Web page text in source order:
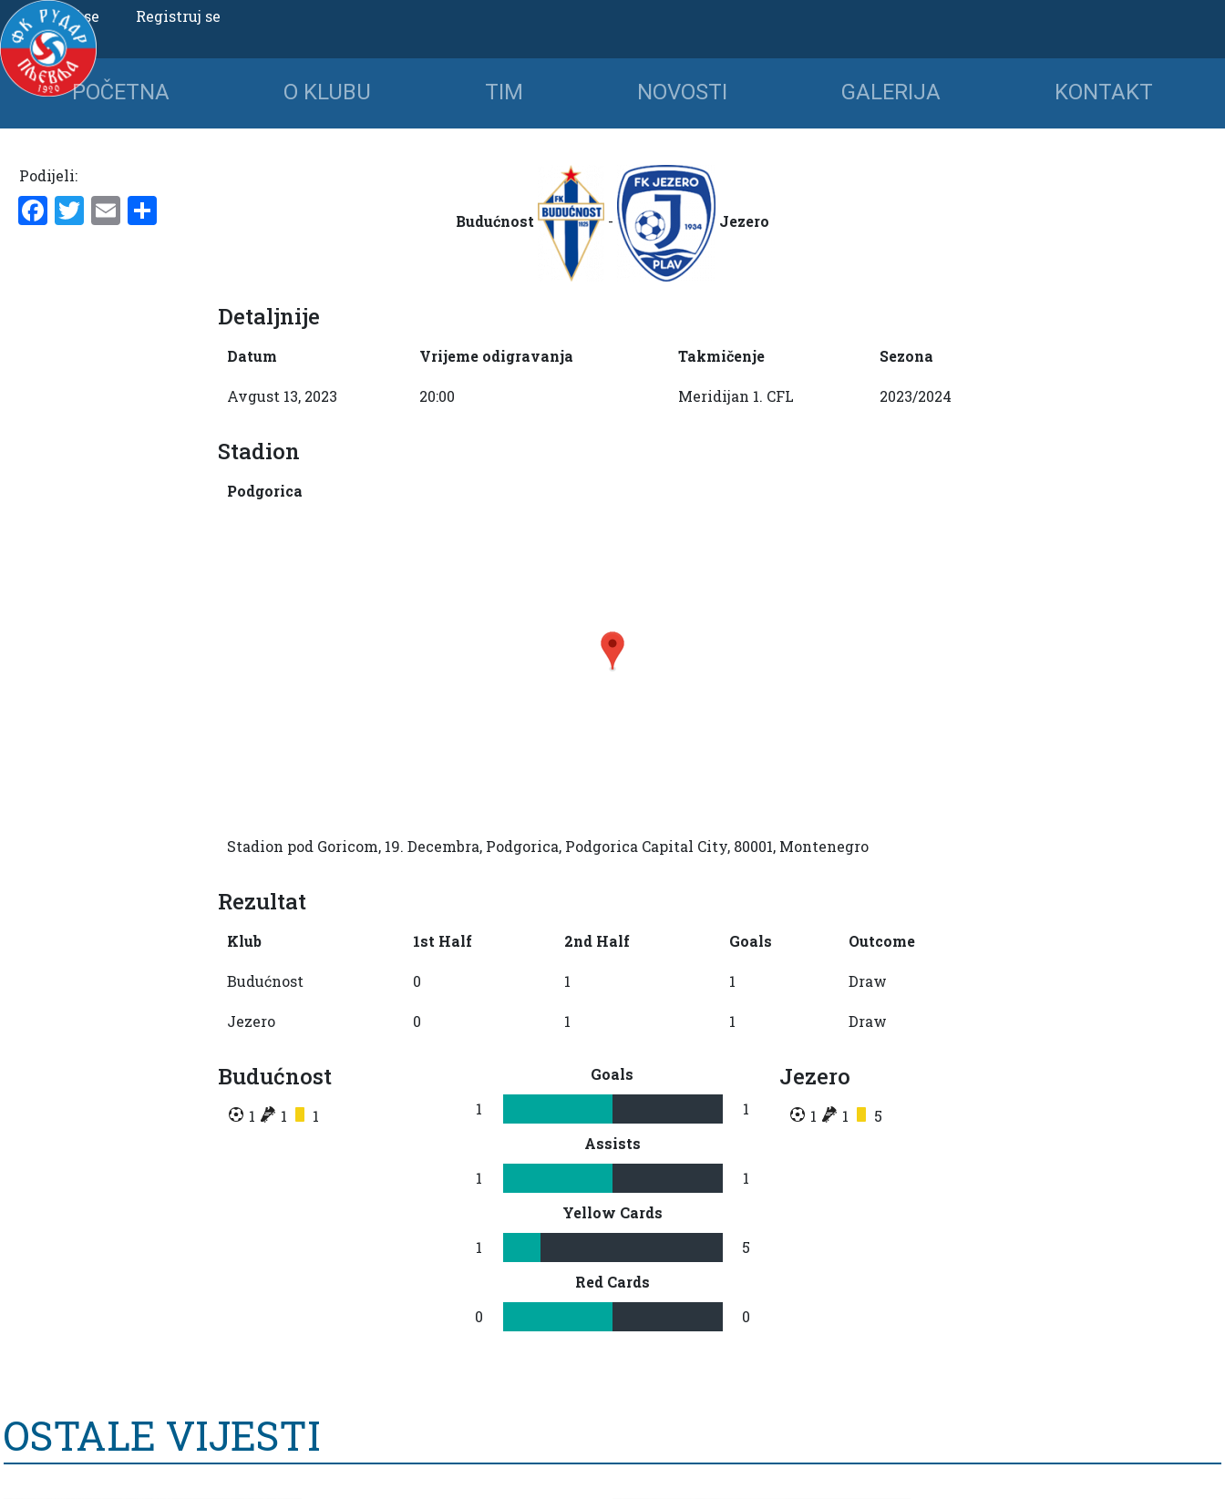
Uloguj se Registruj se
POČETNA O KLUBU TIM NOVOSTI GALERIJA KONTAKT
Podijeli:
Facebook
Twitter
Email Budućnost - Jezero
Detaljnije
Datum Vrijeme odigravanja Takmičenje Sezona
Avgust 13, 2023 20:00 Meridijan 1. CFL 2023/2024
Stadion
Podgorica
Stadion pod Goricom, 19. Decembra, Podgorica, Podgorica Capital City, 80001, Montenegro
Rezultat
Klub 1st Half 2nd Half Goals Outcome
Budućnost 0 1 1 Draw
Jezero 0 1 1 Draw
Budućnost
1 1 1
Jezero
1 1 5
Goals
1
1
Assists
1
1
Yellow Cards
1
5
Red Cards
0
0
OSTALE VIJESTI